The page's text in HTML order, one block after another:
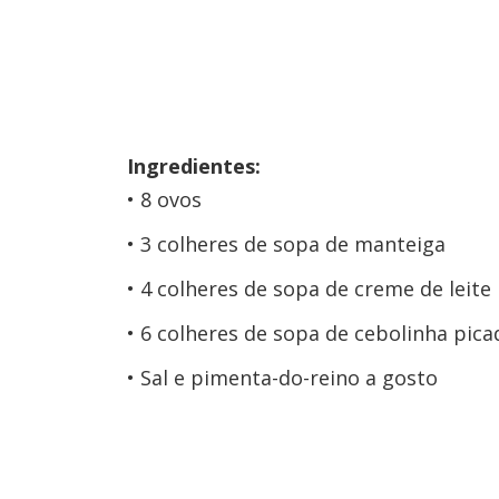
Ingredientes:
8 ovos
3 colheres de sopa de manteiga
4 colheres de sopa de creme de leite
6 colheres de sopa de cebolinha
Sal e pimenta-do-reino a gosto